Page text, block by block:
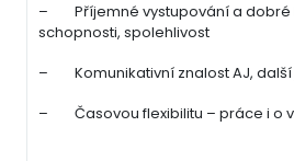
– Příjemné vystupování a dobré
schopnosti, spolehlivost
– Komunikativní znalost AJ, další
– Časovou flexibilitu – práce i o